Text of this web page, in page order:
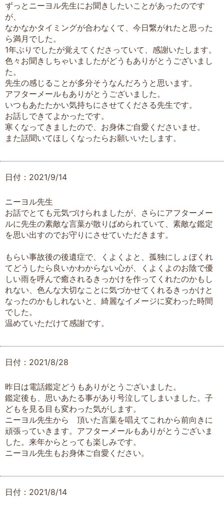
ずっとニーヨル先生にお聞きしたいことがあったのです
が、
なかなかタイミングが合わなくて、今日繋がれたと思った
ら満月でした。
1年ぶりでしたが覚えてくださっていて、感謝いたします。
色々お聞きしちゃいましたがどうもありがとうございまし
た。
先生の感じることが多分そうなんだろうと思います。
アフターメールもありがとうございました。
いつもあたたかい気持ちにさせてくださる先生です。
お話しできてよかったです。
寒くなってきましたので、お身体ご自愛くださいませ。
また話聞いてほしくなったらお願いいたします。
日付：2021/9/14
ニーヨル先生
お話でとても元気づけられましたが、さらにアフターメー
ルに先生の素敵な言葉が散りばめられていて、素敵な鑑定
を思い出すのでお守りにさせていただきます。
もらい事故後の後遺症で、くよくよと、孤独にしょぼくれ
てどうしたら良いかわからない心が、くよくよのお陰で優
しい雨を呼んで癒されるきっかけを作ってくれたのかもし
れない、色んな大切なことに気づかせてくれるきっかけと
なったのかもしれないと、綺麗なイメージに変わった時間
でした。
温めていただけて感謝です。
日付：2021/8/28
昨日は電話鑑定どうもありがとうございました。
鑑定後も、思いあたる事があり号泣してしまいました。子
どもを見る目も変わった気がします。
ニーヨル先生から 頂いた言葉を唱えてこれから前向きに
頑張っていきます。アフターメールもありがとうございま
した。来年からとっても楽しみです。
ニーヨル先生もお身体ご自愛ください。
日付：2021/8/14